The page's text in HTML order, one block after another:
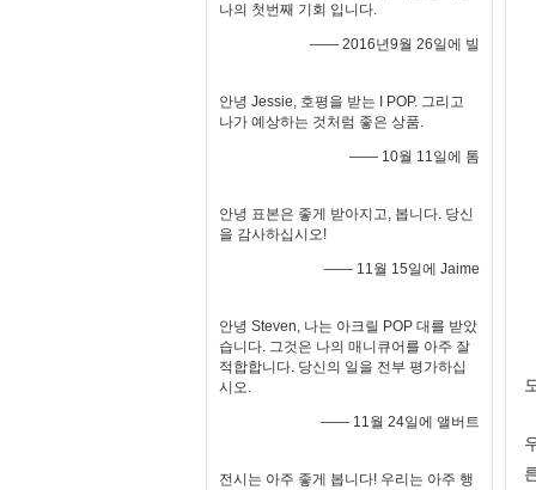
나의 첫번째 기회 입니다.
—— 2016년9월 26일에 빌
안녕 Jessie, 호평을 받는 I POP. 그리고
나가 예상하는 것처럼 좋은 상품.
—— 10월 11일에 톰
안녕 표본은 좋게 받아지고, 봅니다. 당신
을 감사하십시오!
—— 11월 15일에 Jaime
안녕 Steven, 나는 아크릴 POP 대를 받았
습니다. 그것은 나의 매니큐어를 아주 잘
적합합니다. 당신의 일을 전부 평가하십
시오.
—— 11월 24일에 앨버트
전시는 아주 좋게 봅니다! 우리는 아주 행